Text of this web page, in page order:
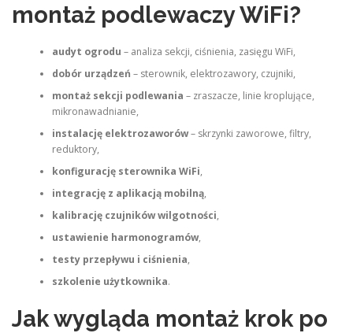
montaż podlewaczy WiFi?
audyt ogrodu – analiza sekcji, ciśnienia, zasięgu WiFi,
dobór urządzeń – sterownik, elektrozawory, czujniki,
montaż sekcji podlewania – zraszacze, linie kroplujące,
mikronawadnianie,
instalację elektrozaworów– skrzynki zaworowe, filtry,
reduktory,
konfigurację sterownika WiFi,
integrację z aplikacją mobilną,
kalibrację czujników wilgotności,
ustawienie harmonogramów,
testy przepływu i ciśnienia,
szkolenie użytkownika.
Jak wygląda montaż krok po